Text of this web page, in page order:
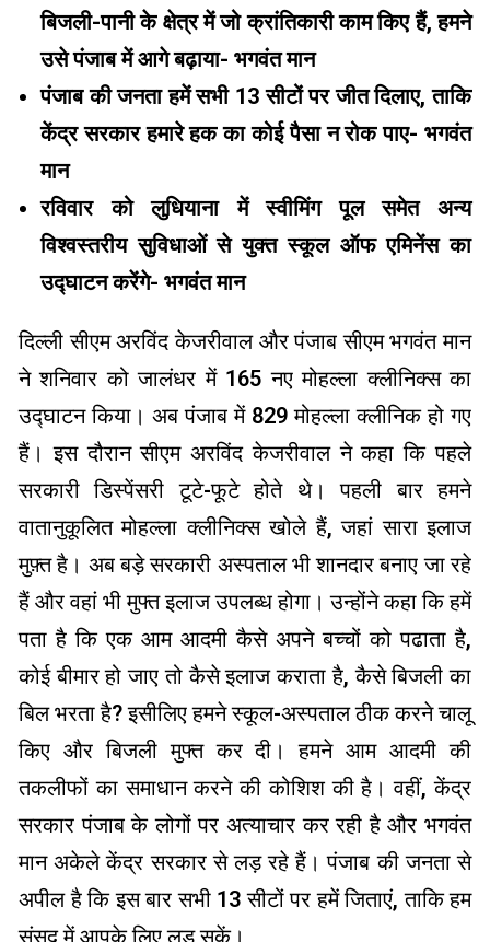
बिजली-पानी के क्षेत्र में जो क्रांतिकारी काम किए हैं, हमने
उसे पंजाब में आगे बढ़ाया- भगवंत मान
पंजाब की जनता हमें सभी 13 सीटों पर जीत दिलाए, ताकि
केंद्र सरकार हमारे हक का कोई पैसा न रोक पाए- भगवंत
मान
रविवार को लुधियाना में स्वीमिंग पूल समेत अन्य
विश्वस्तरीय सुविधाओं से युक्त स्कूल ऑफ एमिनेंस का
उद्घाटन करेंगे- भगवंत मान
दिल्ली सीएम अरविंद केजरीवाल और पंजाब सीएम भगवंत मान
ने शनिवार को जालंधर में 165 नए मोहल्ला क्लीनिक्स का
उद्घाटन किया। अब पंजाब में 829 मोहल्ला क्लीनिक हो गए
हैं। इस दौरान सीएम अरविंद केजरीवाल ने कहा कि पहले
सरकारी डिस्पेंसरी टूटे-फूटे होते थे। पहली बार हमने
वातानुकूलित मोहल्ला क्लीनिक्स खोले हैं, जहां सारा इलाज
मुफ़्त है। अब बड़े सरकारी अस्पताल भी शानदार बनाए जा रहे
हैं और वहां भी मुफ्त इलाज उपलब्ध होगा। उन्होंने कहा कि हमें
पता है कि एक आम आदमी कैसे अपने बच्चों को पढाता है,
कोई बीमार हो जाए तो कैसे इलाज कराता है, कैसे बिजली का
बिल भरता है? इसीलिए हमने स्कूल-अस्पताल ठीक करने चालू
किए और बिजली मुफ्त कर दी। हमने आम आदमी की
तकलीफों का समाधान करने की कोशिश की है। वहीं, केंद्र
सरकार पंजाब के लोगों पर अत्याचार कर रही है और भगवंत
मान अकेले केंद्र सरकार से लड़ रहे हैं। पंजाब की जनता से
अपील है कि इस बार सभी 13 सीटों पर हमें जिताएं, ताकि हम